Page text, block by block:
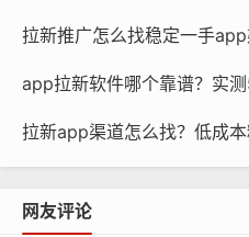
拉新推广怎么找稳定一手
app拉新软件哪个靠谱？实
拉新app渠道怎么找？低成
网友评论